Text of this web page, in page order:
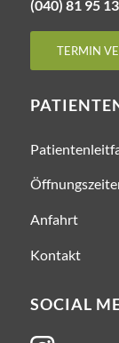
(040) 81 95 13
TERMIN
Anfahrt
Kontakt
SOCIAL